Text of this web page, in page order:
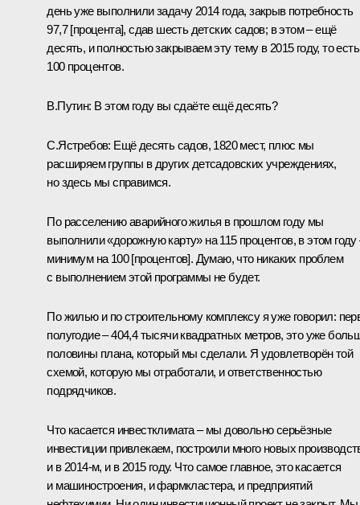
день уже выполнили задачу 2014 года, закрыв потребность
97,7 [процента], сдав шесть детских садов; в этом – ещё
десять, и полностью закрываем эту тему в 2015 году, то есть
100 процентов.
В.Путин: В этом году вы сдаёте ещё десять?
С.Ястребов: Ещё десять садов, 1820 мест, плюс мы
расширяем группы в других детсадовских учреждениях,
но здесь мы справимся.
По расселению аварийного жилья в прошлом году мы
выполнили «дорожную карту» на 115 процентов, в этом году
минимум на 100 [процентов]. Думаю, что никаких проблем
с выполнением этой программы не будет.
По жилью и по строительному комплексу я уже говорил:
полугодие – 404,4 тысячи квадратных метров, это уже
половины плана, который мы сделали. Я удовлетворён той
схемой, которую мы отработали, и ответственностью
подрядчиков.
Что касается инвестклимата – мы довольно серьёзные
инвестиции привлекаем, построили много новых
и в 2014-м, и в 2015 году. Что самое главное, это касается
и машиностроения, и фармкластера, и предприятий